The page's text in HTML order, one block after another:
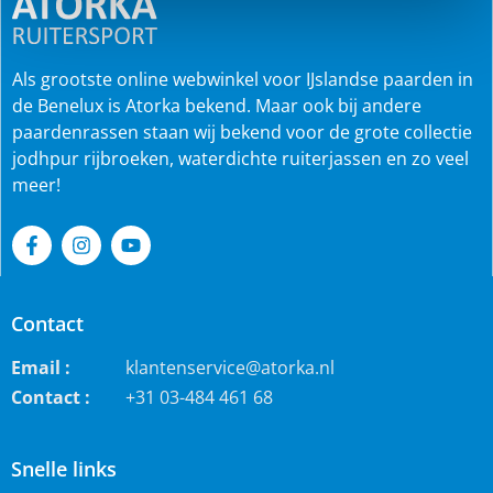
Snelle links
Als grootste online webwinkel voor IJslandse paarden in
de Benelux is Atorka bekend. Maar ook bij andere
paardenrassen staan wij bekend voor de grote collectie
jodhpur rijbroeken, waterdichte ruiterjassen en zo veel
meer!
Contact
Email :
klantenservice@atorka.nl
Contact :
+31 03-484 461 68